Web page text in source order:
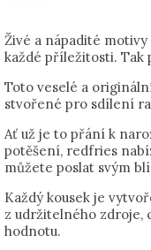
Živé a nápadité
každé příležitosti. Tak
Toto veselé a
stvořené pro sdílení
Ať už je to přání k
potěšení, redfries
můžete poslat svým
Každý kousek je
z udržitelného zdroje,
hodnotu.